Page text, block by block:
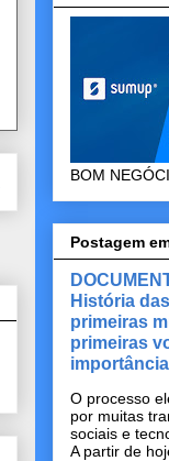
BOM
Postagem
História
primeiras
primeiras
O processo
por muitas
sociais e
A partir de